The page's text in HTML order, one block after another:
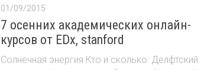
01/09/2015
7 осенних академических онлайн-
курсов от EDx, stanford
Солнечная энергия Кто и сколько: Делфтский